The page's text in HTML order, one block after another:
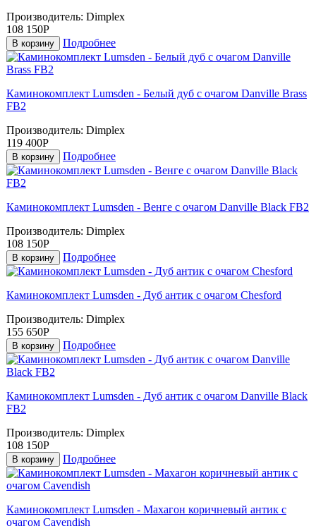
Производитель: Dimplex
108 150Р
В корзину Подробнее
Каминокомплект Lumsden - Белый дуб с очагом Danville Brass
FB2
Производитель: Dimplex
119 400Р
В корзину Подробнее
Каминокомплект Lumsden - Венге с очагом Danville Black FB2
Производитель: Dimplex
108 150Р
В корзину Подробнее
Каминокомплект Lumsden - Дуб антик с очагом Chesford
Производитель: Dimplex
155 650Р
В корзину Подробнее
Каминокомплект Lumsden - Дуб антик с очагом Danville Black
FB2
Производитель: Dimplex
108 150Р
В корзину Подробнее
Каминокомплект Lumsden - Махагон коричневый антик с
очагом Cavendish